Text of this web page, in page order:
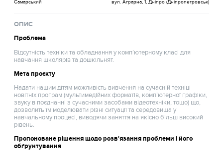
Самарський вул. Аграрна, 1, Дніпро (Дніпропетровськ)
ОПИС
Проблема
Відсутність техніки та обладнання у комп’ютерному класі для
навчання школярів та дошкільнят.
Мета проєкту
Надати нашим дітям можливість вивчення на сучасній техніці
новітніх програм (мультимедійних форматів, комп’ютерної графіки,
звуку в поєднанні з сучасними засобами відеотехніки, тощо) що,
дозволить їм моделювати різні ситуації та середовища у
навчальному процесі, виводячи заняття на якісно більш високий
рівень.
Пропоноване рішення щодо розв'язання проблеми і його
обґрунтування